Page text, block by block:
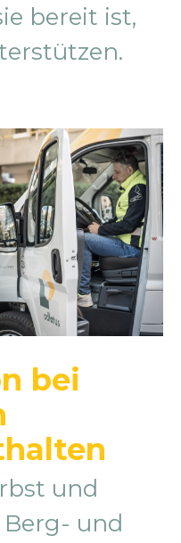
bereit ist,
bei
und
und